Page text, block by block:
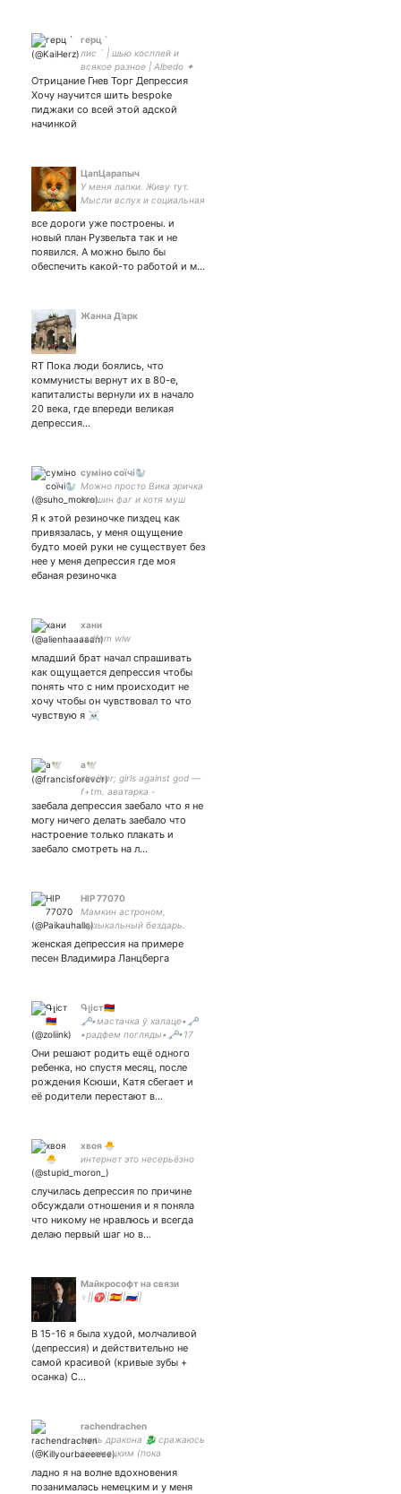
герц `
лис ` | шью косплей и
всякое разное | Albedo ✦
Отрицание Гнев Торг Депрессия
Хочу научится шить bespoke
пиджаки со всей этой адской
начинкой
ЦапЦарапыч
У меня лапки. Живу тут.
Мысли вслух и социальная
все дороги уже построены. и
новый план Рузвельта так и не
появился. А можно было бы
обеспечить какой-то работой и м…
Жанна Д’арк
RT Пока люди боялись, что
коммунисты вернут их в 80-е,
капиталисты вернули их в начало
20 века, где впереди великая
депрессия…
суміно соїчі🦭
Можно просто Вика эричка
геншин фаг и котя муш
Я к этой резиночке пиздец как
привязалась, у меня ощущение
будто моей руки не существует без
нее у меня депрессия где моя
ебаная резиночка
хани
radfem wlw
младший брат начал спрашивать
как ощущается депрессия чтобы
понять что с ним происходит не
хочу чтобы он чувствовал то что
чувствую я ☠️
а🕊️
she/her; girls against god —
f+tm. аватарка -
творчество
заебала депрессия заебало что я не
могу ничего делать заебало что
настроение только плакать и
заебало смотреть на л…
HIP 77070
Мамкин астроном,
музыкальный бездарь.
простительно отсутствие
базовых социальных
искусства» (с)
женская депрессия на примере
песен Владимира Ланцберга
Գլіст🇦🇲
🗝️•мастачка ў халаце•🗝️
•радфем погляды•🗝️•17
Они решают родить ещё одного
ребенка, но спустя месяц, после
рождения Ксюши, Катя сбегает и
её родители перестают в…
хвоя 🐣
интернет это несерьёзно
случилась депрессия по причине
обсуждали отношения и я поняла
что никому не нравлюсь и всегда
делаю первый шаг но в…
Майкрософт на связи
♀️||♈||🇪🇦||🇷🇺||
В 15-16 я была худой, молчаливой
(депрессия) и действительно не
самой красивой (кривые зубы +
осанка) С…
rachendrachen
мать дракона 🐉 сражаюсь
с немецким (пока
ладно я на волне вдохновения
позанималась немецким и у меня